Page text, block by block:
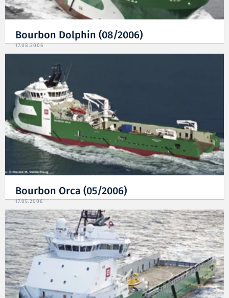
Bourbon Dolphin (08/2006)
17.08.2006
Bourbon Orca (05/2006)
17.05.2006